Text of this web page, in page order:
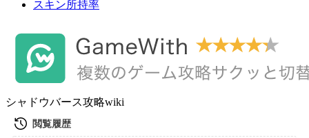
スキン所持率
シャドウバース攻略wiki